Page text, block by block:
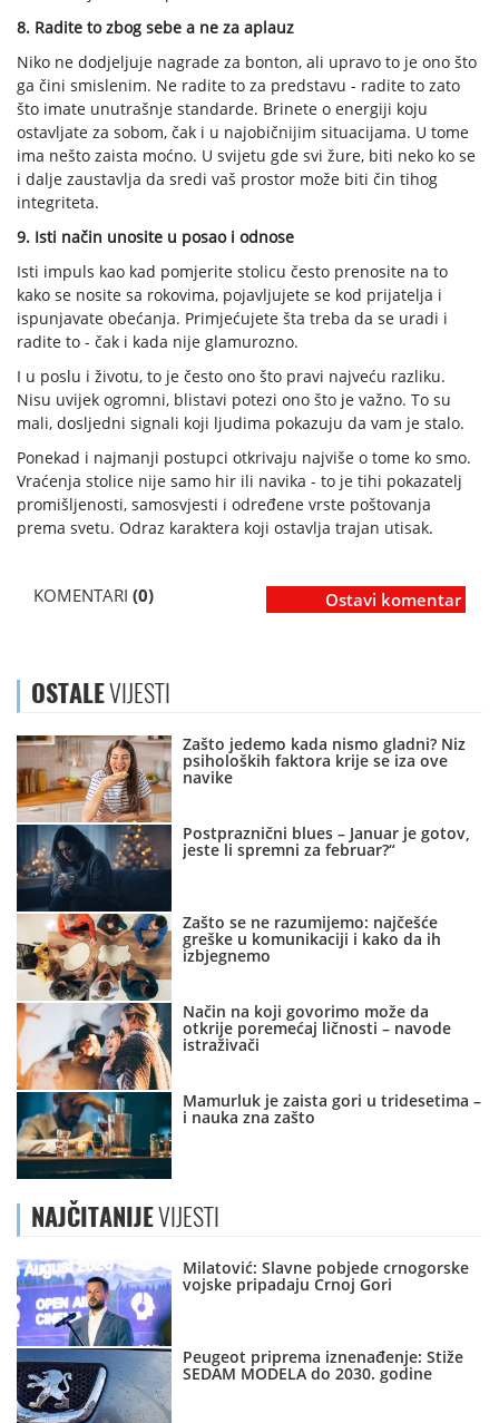
8. Radite to zbog sebe a ne za aplauz
Niko ne dodjeljuje nagrade za bonton, ali upravo to je ono što
ga čini smislenim. Ne radite to za predstavu - radite to zato
što imate unutrašnje standarde. Brinete o energiji koju
ostavljate za sobom, čak i u najobičnijim situacijama. U tome
ima nešto zaista moćno. U svijetu gde svi žure, biti neko ko se
i dalje zaustavlja da sredi vaš prostor može biti čin tihog
integriteta.
9. Isti način unosite u posao i odnose
Isti impuls kao kad pomjerite stolicu često prenosite na to
kako se nosite sa rokovima, pojavljujete se kod prijatelja i
ispunjavate obećanja. Primjećujete šta treba da se uradi i
radite to - čak i kada nije glamurozno.
I u poslu i životu, to je često ono što pravi najveću razliku.
Nisu uvijek ogromni, blistavi potezi ono što je važno. To su
mali, dosljedni signali koji ljudima pokazuju da vam je stalo.
Ponekad i najmanji postupci otkrivaju najviše o tome ko smo.
Vraćenja stolice nije samo hir ili navika - to je tihi pokazatelj
promišljenosti, samosvjesti i određene vrste poštovanja
prema svetu. Odraz karaktera koji ostavlja trajan utisak.
KOMENTARI (0) Ostavi komentar
OSTALEVIJESTI
Zašto jedemo kada nismo gladni? Niz
psiholoških faktora krije se iza ove
navike
Postpraznični blues – Januar je gotov,
jeste li spremni za februar?“
Zašto se ne razumijemo: najčešće
greške u komunikaciji i kako da ih
izbjegnemo
Način na koji govorimo može da
otkrije poremećaj ličnosti – navode
istraživači
Mamurluk je zaista gori u tridesetima –
i nauka zna zašto
NAJČITANIJEVIJESTI
Milatović: Slavne pobjede crnogorske
vojske pripadaju Crnoj Gori
Peugeot priprema iznenađenje: Stiže
SEDAM MODELA do 2030. godine